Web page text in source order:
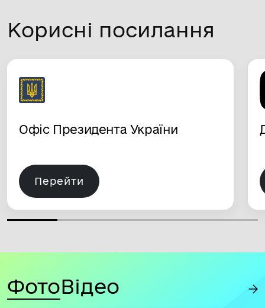
Корисні посилання
Офіс Президента України
Перейти
ФотоВідео